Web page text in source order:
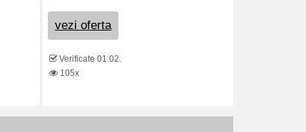
vezi oferta
Verificate 01.02.
105x